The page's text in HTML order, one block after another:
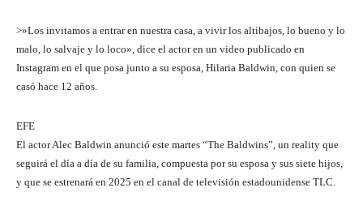
>»Los invitamos a entrar en nuestra casa, a vivir los altibajos, lo bueno y lo
malo, lo salvaje y lo loco», dice el actor en un video publicado en
Instagram en el que posa junto a su esposa, Hilaria Baldwin, con quien se
casó hace 12 años.
EFE
El actor Alec Baldwin anunció este martes “The Baldwins”, un reality que
seguirá el día a día de su familia, compuesta por su esposa y sus siete hijos,
y que se estrenará en 2025 en el canal de televisión estadounidense TLC.